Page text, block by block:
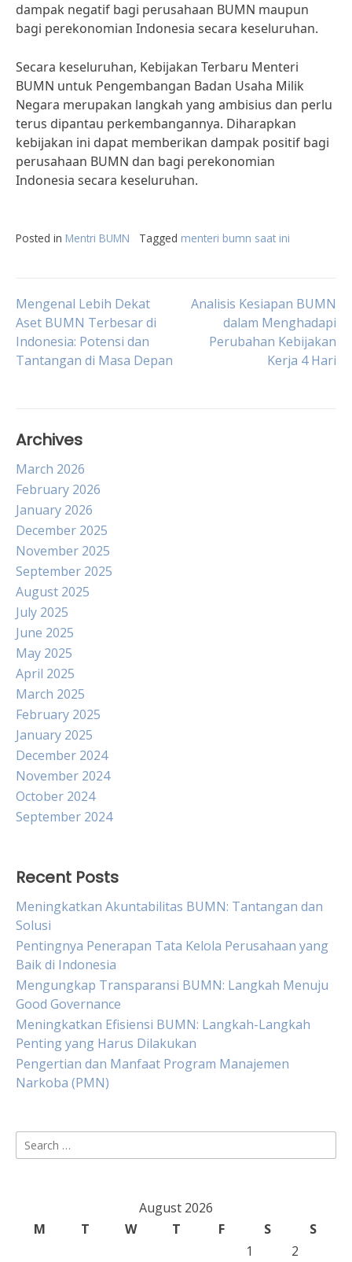
dampak negatif bagi perusahaan BUMN maupun
bagi perekonomian Indonesia secara keseluruhan.
Secara keseluruhan, Kebijakan Terbaru Menteri
BUMN untuk Pengembangan Badan Usaha Milik
Negara merupakan langkah yang ambisius dan perlu
terus dipantau perkembangannya. Diharapkan
kebijakan ini dapat memberikan dampak positif bagi
perusahaan BUMN dan bagi perekonomian
Indonesia secara keseluruhan.
Posted in Mentri BUMN Tagged menteri bumn saat ini
Post
navigation
Mengenal Lebih Dekat
Aset BUMN Terbesar di
Indonesia: Potensi dan
Tantangan di Masa Depan
Analisis Kesiapan BUMN
dalam Menghadapi
Perubahan Kebijakan
Kerja 4 Hari
Archives
March 2026
February 2026
January 2026
December 2025
November 2025
September 2025
August 2025
July 2025
June 2025
May 2025
April 2025
March 2025
February 2025
January 2025
December 2024
November 2024
October 2024
September 2024
Recent Posts
Meningkatkan Akuntabilitas BUMN: Tantangan dan
Solusi
Pentingnya Penerapan Tata Kelola Perusahaan yang
Baik di Indonesia
Mengungkap Transparansi BUMN: Langkah Menuju
Good Governance
Meningkatkan Efisiensi BUMN: Langkah-Langkah
Penting yang Harus Dilakukan
Pengertian dan Manfaat Program Manajemen
Narkoba (PMN)
Search
for:
August 2026
M
T W T F S
S
1
2